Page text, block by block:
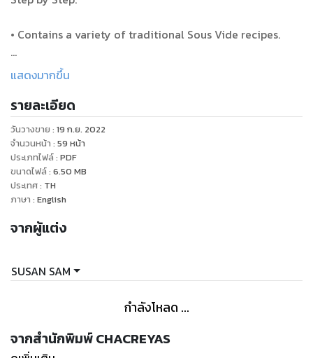
• Contains a variety of traditional Sous Vide recipes.
• Each recipe has a simple step that can be easily
• You will find Sous Vide cooking interesting and happy.
• Your hands will make a deep impression on your family
and friends.
• Sous vide also known as low-temperature long time
(LTLT) cookery, is a procedure for cooking in which food
• The temp is a lot lower than usually used for cooking,
typically around 55 to 60 °C (130 to 140 °F) for red meat,
66 to 71 °C (150 to 160 °F) for poultry, and higher for
vegetables. The purpose is to get ready the item equally,
แสดงมากขึ้น
รายละเอียด
วันวางขาย : 19 ก.ย. 2022
จำนวนหน้า : 59 หน้า
ประเภทไฟล์: PDF
ขนาดไฟล์: 6.50 MB
ประเทศ: TH
ภาษา : English
จากผู้แต่ง
SUSAN SAM
กำลังโหลด ...
จากสำนักพิมพ์ CHACREYAS